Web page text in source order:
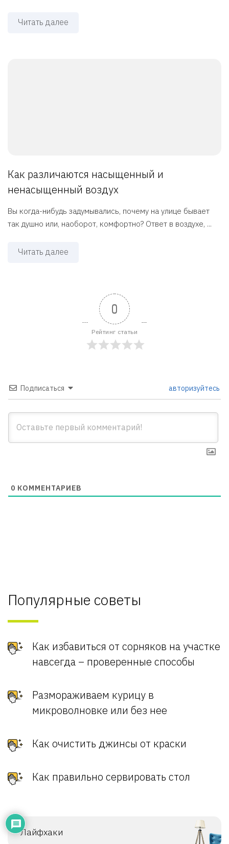
Читать далее
Как различаются насыщенный и
ненасыщенный воздух
Вы когда-нибудь задумывались, почему на улице бывает
так душно или, наоборот, комфортно? Ответ в воздухе, ...
Читать далее
0
Рейтинг статьи
Подписаться авторизуйтесь
0 КОММЕНТАРИЕВ
Популярные советы
Как избавиться от сорняков на участке
навсегда – проверенные способы
Размораживаем курицу в
микроволновке или без нее
Как очистить джинсы от краски
Как правильно сервировать стол
Лайфхаки